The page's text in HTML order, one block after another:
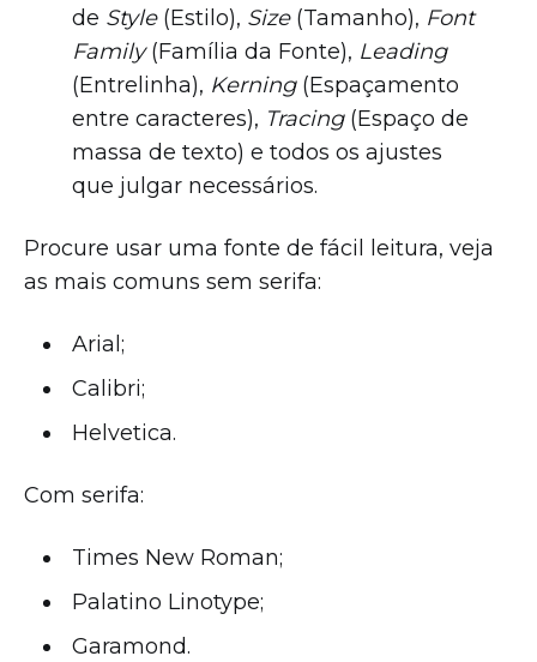
de Style(Estilo), Size(Tamanho), Font
Family(Família da Fonte), Leading
(Entrelinha), Kerning(Espaçamento
entre caracteres), Tracing(Espaço de
massa de texto) e todos os ajustes
que julgar necessários.
Procure usar uma fonte de fácil leitura, veja
as mais comuns sem serifa:
Arial;
Calibri;
Helvetica.
Com serifa:
Times New Roman;
Palatino Linotype;
Garamond.